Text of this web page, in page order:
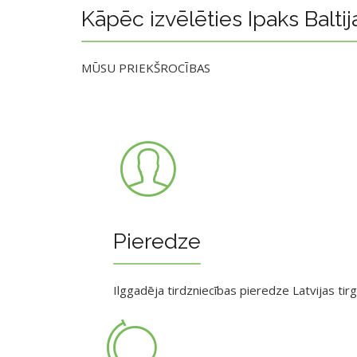
Kāpēc izvēlēties Ipaks
MŪSU PRIEKŠROCĪBAS
Pieredze
Ilggadēja tirdzniecības pieredze Latvijas